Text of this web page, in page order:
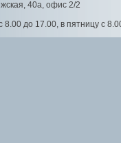
40а, офис 2/2
до 17.00, в пятницу с